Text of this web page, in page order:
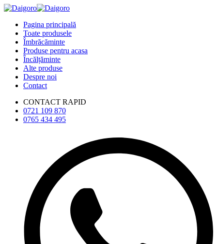
Pagina principală
Toate produsele
Îmbrăcăminte
Produse pentru acasa
Încălțăminte
Alte produse
Despre noi
Contact
CONTACT RAPID
0721 109 870
0765 434 495